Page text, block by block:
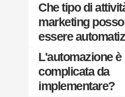
Che tipo di
marketing
essere
L'automazione è
complicata da
implementare?